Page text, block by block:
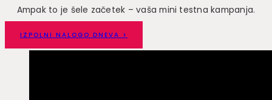
Ampak to je šele začetek – vaša mini testna kampanja.
IZPOLNI NALOGO DNEVA >